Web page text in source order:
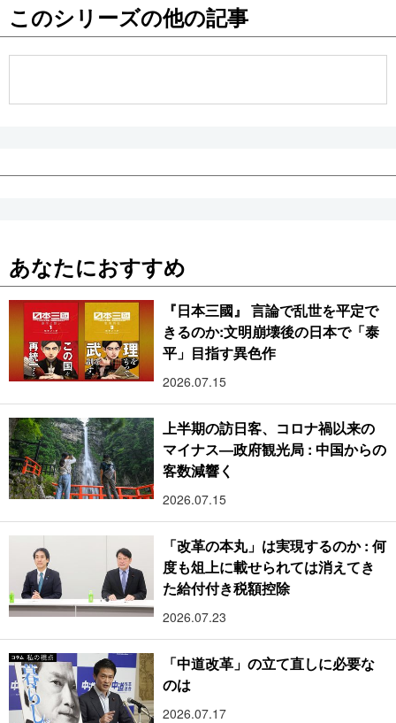
お知らせ
このシリーズの他の記事
あなたにおすすめ
『日本三國』 言論で乱世を平定で
きるのか:文明崩壊後の日本で「泰
平」目指す異色作
2026.07.15
上半期の訪日客、コロナ禍以来の
マイナス―政府観光局 : 中国からの
客数減響く
2026.07.15
「改革の本丸」は実現するのか : 何
度も俎上に載せられては消えてき
た給付付き税額控除
2026.07.23
「中道改革」の立て直しに必要な
のは
2026.07.17